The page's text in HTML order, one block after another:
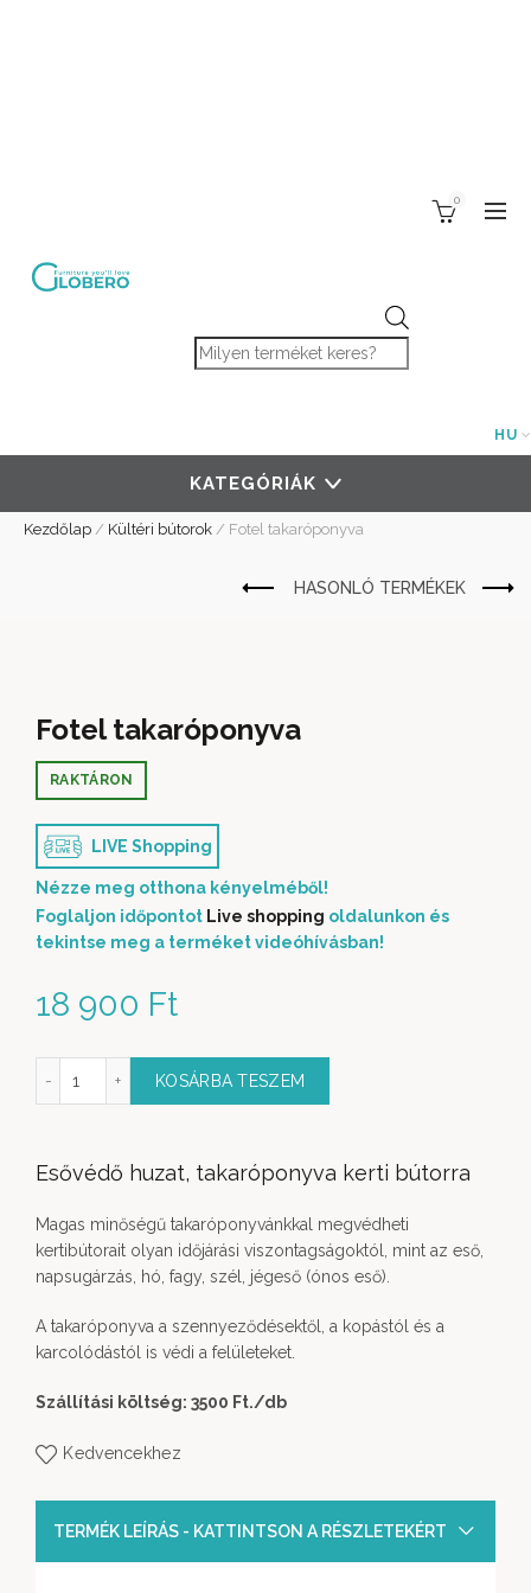
Products search
0
HU
KATEGÓRIÁK
Kezdőlap / Kültéri bútorok / Fotel takaróponyva
Fotel takaróponyva
18 900 Ft
RAKTÁRON
LIVE Shopping
Nézze meg otthona kényelméből!
Foglaljon időpontot Live shopping oldalunkon és
tekintse meg a terméket videóhívásban!
takaróponyva mennyiség
KOSÁRBA TESZEM
Esővédő huzat, takaróponyva kerti bútorra
Magas minőségű takaróponyvánkkal megvédheti
kertibútorait olyan időjárási viszontagságoktól, mint az eső,
napsugárzás, hó, fagy, szél, jégeső (ónos eső).
A takaróponyva a szennyeződésektől, a kopástól és a
karcolódástól is védi a felületeket.
Szállítási költség: 3500 Ft./db
Kedvencekhez
TERMÉK LEÍRÁS - KATTINTSON A RÉSZLETEKÉRT